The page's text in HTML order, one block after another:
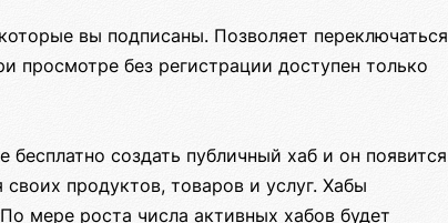
вы подписаны. Позволяет переключаться
просмотре без регистрации доступен только
создать публичный хаб и он появится
продуктов, товаров и услуг. Хабы
мере роста числа активных хабов будет